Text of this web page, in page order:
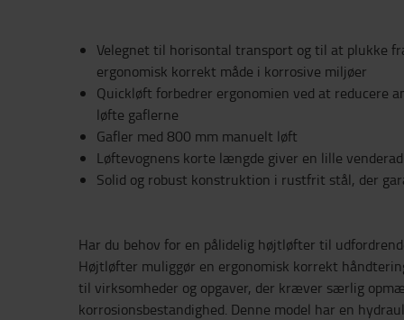
Velegnet til horisontal transport og til at plukke
ergonomisk korrekt måde i korrosive miljøer
Quickløft forbedrer ergonomien ved at reducere
løfte gaflerne
Gafler med 800 mm manuelt løft
Løftevognens korte længde giver en lille
Solid og robust konstruktion i rustfrit stål, der
Har du behov for en pålidelig højtløfter til
Højtløfter muliggør en ergonomisk korrekt
til virksomheder og opgaver, der kræver særlig
korrosionsbestandighed. Denne model har en